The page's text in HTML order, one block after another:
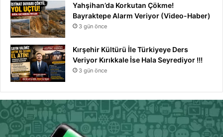
Yahşihan’da Korkutan Çökme!
Bayraktepe Alarm Veriyor (Video-Haber)
3 gün önce
Kırşehir Kültürü İle Türkiyeye Ders
Veriyor Kırıkkale İse Hala Seyrediyor !!!
3 gün önce